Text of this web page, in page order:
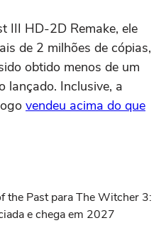
III HD-2D Remake, ele
de 2 milhões de cópias,
obtido menos de um
lançado. Inclusive, a
vendeu acima do que
the Past para The Witcher 3:
e chega em 2027